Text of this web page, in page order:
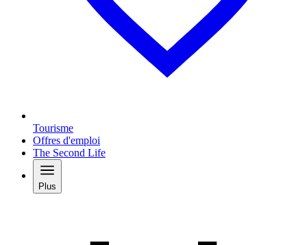
Tourisme
Offres d'emploi
The Second Life
Plus